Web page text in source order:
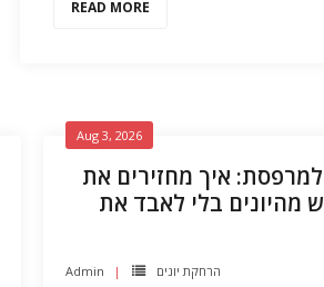
READ MORE
איך מחזירים את
בלי לאבד את
Aug 3, 2026
Admin הרחקת יונים